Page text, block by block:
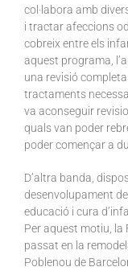
col·labora amb
i tractar afeccions
cobreix entre els
aquest programa,
una revisió
tractaments
va aconseguir
quals van poder
poder començar a
D’altra banda,
desenvolupament
educació i cura
Per aquest motiu, la
passat en la
Poblenou de